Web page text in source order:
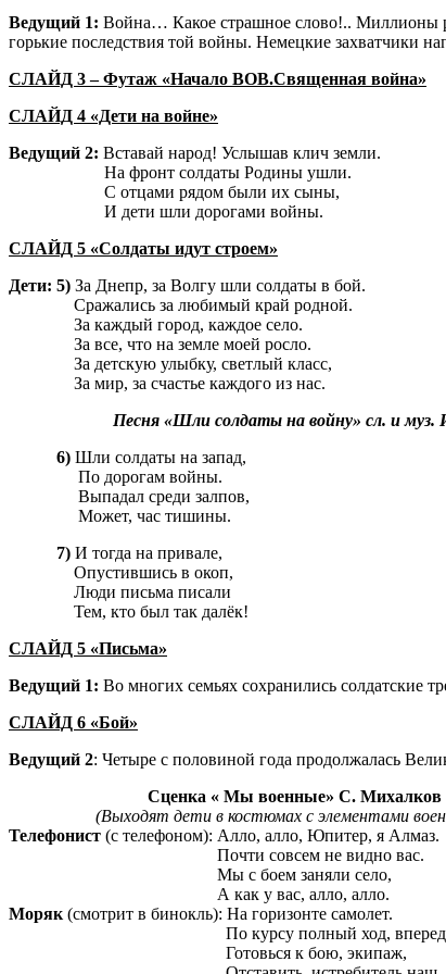
Ведущий 1: Война… Какое страшное слово!.. Миллионы
горькие последствия той войны. Немецкие захватчики
СЛАЙД 3 – Футаж «Начало ВОВ.Священная война»
СЛАЙД 4 «Дети на войне»
Ведущий 2: Вставай народ! Услышав клич земли.
На фронт солдаты Родины ушли.
С отцами рядом были их сыны,
И дети шли дорогами войны.
СЛАЙД 5 «Солдаты идут строем»
Дети: 5) За Днепр, за Волгу шли солдаты в бой.
Сражались за любимый край родной.
За каждый город, каждое село.
За все, что на земле моей росло.
За детскую улыбку, светлый класс,
За мир, за счастье каждого из нас.
Песня «Шли солдаты на войну» сл. и муз.
6) Шли солдаты на запад,
По дорогам войны.
Выпадал среди залпов,
Может, час тишины.
7) И тогда на привале,
Опустившись в окоп,
Люди письма писали
Тем, кто был так далёк!
СЛАЙД 5 «Письма»
Ведущий 1: Во многих семьях сохранились солдатские
СЛАЙД 6 «Бой»
Ведущий 2: Четыре с половиной года продолжалась
Сценка « Мы военные» С. Михалков
(Выходят дети в костюмах с элементами
Телефонист (с телефоном): Алло, алло, Юпитер, я Алмаз.
Почти совсем не видно вас.
Мы с боем заняли село,
А как у вас, алло, алло.
Моряк (смотрит в бинокль): На горизонте самолет.
По курсу полный ход,
Готовься к бою, экипаж,